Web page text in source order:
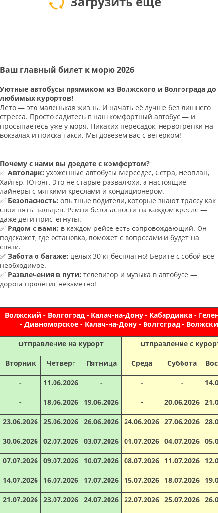
Ваш главный билет к морю 2026
Уютные автобусы прямиком из Волжского и Волгограда до
любимых курортов!
Лето — это маленькая жизнь. И начать её лучше без лишнего
стресса. Просто садитесь в наш комфортный автобус — и
просыпаетесь уже у моря. Никаких пересадок, нервотрепки на
вокзалах и поиска такси. Мы довезем вас с ветерком!
Почему с нами вы доедете с комфортом?
✅ Автопарк: ухоженные автобусы Мерседес, Сетра, Неоплан,
Хайгер, Ютонг. Это не старые развалюхи, а настоящие
лайнеры с мягкими креслами и кондиционером.
✅ Безопасность: опытные водители, которые знают трассу как
свои пять пальцев. Ремни безопасности на каждом кресле —
даже дети пристегнуты.
✅ Рядом с вами: в каждом рейсе есть сопровождающий. Он
подскажет, где остановка, поможет с вопросами и будет на
связи.
✅ Забота о багаже: целых 30 кг бесплатно! Берите с собой всё
необходимое.
✅ Развлечения в пути: телевизор и музыка в автобусе —
дорога пролетит незаметно!
Волжский - Волгоград - Калач-на-Дону - Кабардинка -
- Дивноморское - Калач-на-Дону - Волгоград -
Отправление на курорт Отправление с
Вторник Четверг Пятница Среда Суббота
- 11.06.2026 - - -
- 18.06.2026 19.06.2026 - 20.06.2026
23.06.2026 25.06.2026 26.06.2026 24.06.2026 27.06.2026
30.06.2026 02.07.2026 03.07.2026 01.07.2026 04.07.2026
07.07.2026 09.07.2026 10.07.2026 08.07.2026 11.07.2026
14.07.2026 16.07.2026 17.07.2026 15.07.2026 18.07.2026
21.07.2026 23.07.2026 24.07.2026 22.07.2026 25.07.2026